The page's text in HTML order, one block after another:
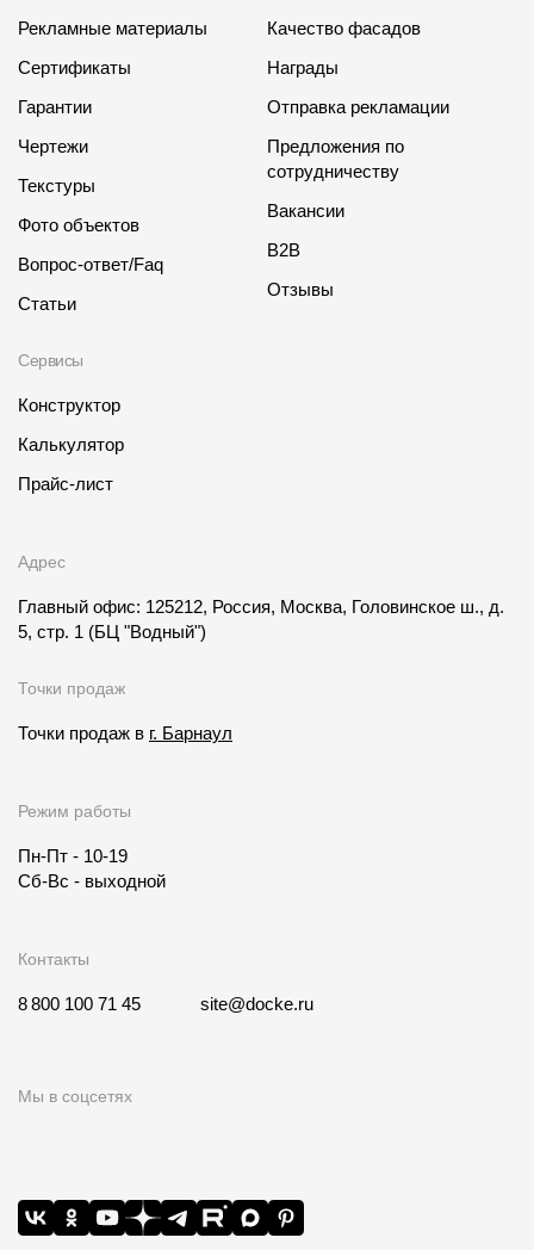
Рекламные материалы
Сертификаты
Гарантии
Чертежи
Текстуры
Фото объектов
Вопрос-ответ/Faq
Статьи
Сервисы
Конструктор
Калькулятор
Прайс-лист
Качество фасадов
Награды
Отправка рекламации
Предложения по
сотрудничеству
Вакансии
B2B
Отзывы
Адрес
Главный офис: 125212, Россия, Москва, Головинское ш., д.
5, стр. 1 (БЦ "Водный")
Точки продаж
Точки продаж в г. Барнаул
Режим работы
Пн-Пт - 10-19
Сб-Вс - выходной
Контакты
8 800 100 71 45 site@docke.ru
Мы в соцсетях